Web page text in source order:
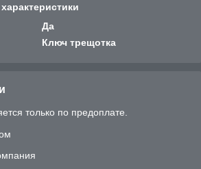
Да
Ключ трещотка
только по предоплате.